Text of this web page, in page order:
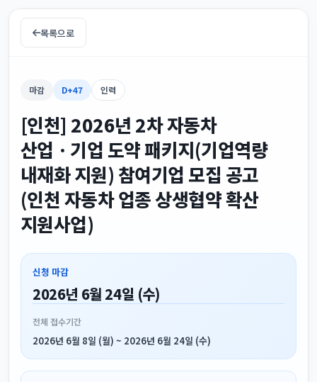
목록으로
마감 D+47 인력
[인천] 2026년 2차 자동차
산업ㆍ기업 도약 패키지(기업역량
내재화 지원) 참여기업 모집 공고
(인천 자동차 업종 상생협약 확산
지원사업)
신청 마감
2026년 6월 24일 (수)
전체 접수기간
2026년 6월 8일 (월) ~ 2026년 6월 24일 (수)